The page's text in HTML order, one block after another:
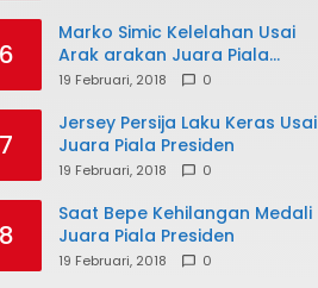
6
Marko Simic Kelelahan Usai
Arak arakan Juara Piala
Presiden
19 Februari, 2018 0
7
Jersey Persija Laku Keras Usai
Juara Piala Presiden
19 Februari, 2018 0
8
Saat Bepe Kehilangan Medali
Juara Piala Presiden
19 Februari, 2018 0